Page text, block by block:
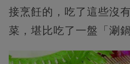
接烹飪的，吃了這些沒
菜，堪比吃了一盤「涮